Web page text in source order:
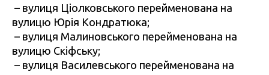
– вулиця Ціолковського перейменована на
вулицю Юрія Кондратюка;
– вулиця Малиновського перейменована на
вулицю Скіфську;
– вулиця Василевського перейменована на